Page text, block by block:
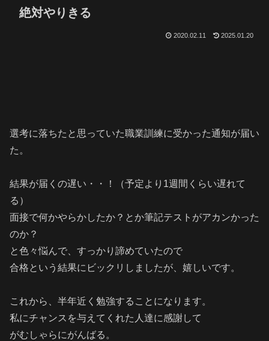
絶対やりきる
2020.02.11 2025.01.20
選考に落ちたと思っていた職業訓練に受かった通知が届い
た。
結果が届くの遅い・・！（予定より1週間くらい遅れて
る）
面接で何かやらかしたか？とか筆記テストがアカンかった
のか？
と色々悩んで、すっかり諦めていたので
合格という結果にビックリしましたが、嬉しいです。
これから、半年近く勉強することになります。
私にチャンスを与えてくれた人達に感謝して
がむしゃらにがんばる。